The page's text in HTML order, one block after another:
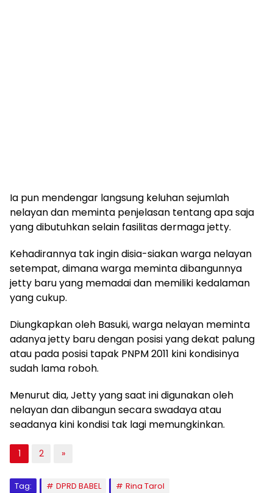
Ia pun mendengar langsung keluhan sejumlah
nelayan dan meminta penjelasan tentang apa saja
yang dibutuhkan selain fasilitas dermaga jetty.
Kehadirannya tak ingin disia-siakan warga nelayan
setempat, dimana warga meminta dibangunnya
jetty baru yang memadai dan memiliki kedalaman
yang cukup.
Diungkapkan oleh Basuki, warga nelayan meminta
adanya jetty baru dengan posisi yang dekat palung
atau pada posisi tapak PNPM 2011 kini kondisinya
sudah lama roboh.
Menurut dia, Jetty yang saat ini digunakan oleh
nelayan dan dibangun secara swadaya atau
seadanya kini kondisi tak lagi memungkinkan.
1 2 »
Tag: DPRD BABEL Rina Tarol